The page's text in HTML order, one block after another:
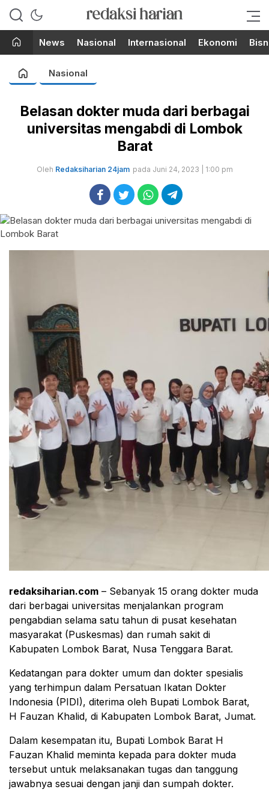
RedaksiHarian.com
Berita Terupdate dari Redaksi
News Nasional Internasional Ekonomi
Nasional
Belasan dokter muda dari berbagai
universitas mengabdi di Lombok
Barat
Oleh Redaksiharian 24jam pada Juni 24, 2023 | 1:00 pm
redaksiharian.com – Sebanyak 15 orang dokter muda
dari berbagai universitas menjalankan program
pengabdian selama satu tahun di pusat kesehatan
masyarakat (Puskesmas) dan rumah sakit di
Kabupaten Lombok Barat, Nusa Tenggara Barat.
Kedatangan para dokter umum dan dokter spesialis
yang terhimpun dalam Persatuan Ikatan Dokter
Indonesia (PIDI), diterima oleh Bupati Lombok Barat,
H Fauzan Khalid, di Kabupaten Lombok Barat, Jumat.
Dalam kesempatan itu, Bupati Lombok Barat H
Fauzan Khalid meminta kepada para dokter muda
tersebut untuk melaksanakan tugas dan tanggung
jawabnya sesuai dengan janji dan sumpah dokter.